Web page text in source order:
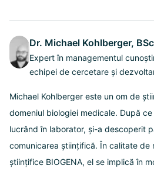
Dr. Michael Kohlberger,
Expert în managementul
echipei de cercetare și
Michael Kohlberger este un om de
domeniul biologiei medicale. După
lucrând în laborator, și-a descoperit
comunicarea științifică. În calitate de
științifice BIOGENA, el se implică în